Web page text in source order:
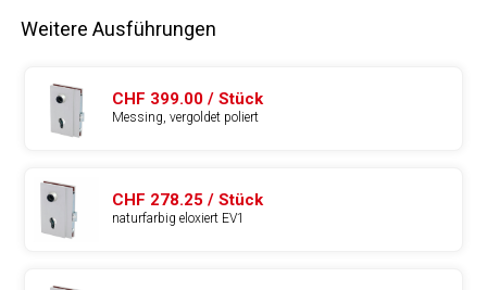
Weitere Ausführungen
CHF 399.00 / Stück
Messing, vergoldet poliert
CHF 278.25 / Stück
naturfarbig eloxiert EV1